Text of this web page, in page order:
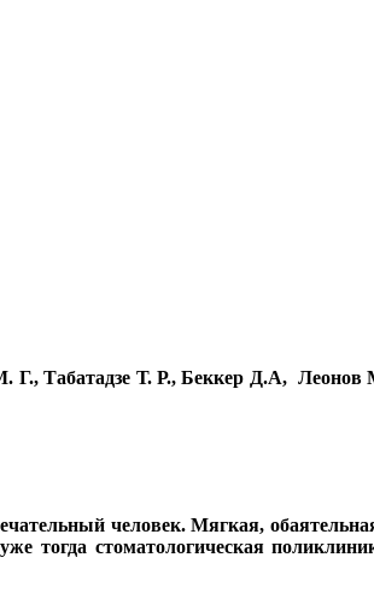
Г.,Табатадзе Т. Р., Беккер Д.А, Леонов
человек. Мягкая,
тогда стоматологическая